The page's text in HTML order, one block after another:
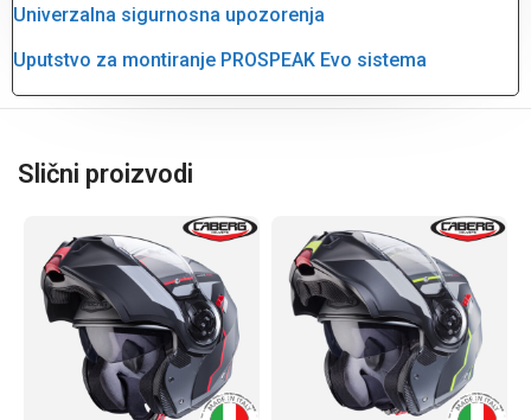
Univerzalna sigurnosna upozorenja
Uputstvo za montiranje PROSPEAK Evo sistema
Slični proizvodi